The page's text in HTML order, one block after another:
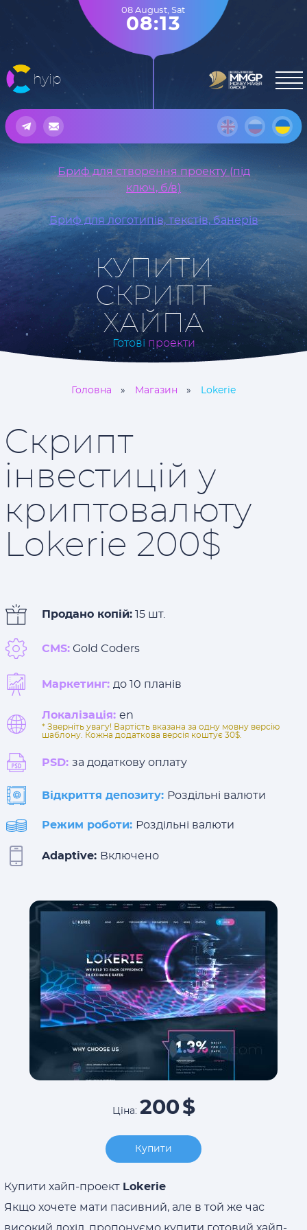
hyip
08 August, Sat
08:13
Бриф для створення проекту (під
ключ, б/в)
Бриф для логотипів, текстів, банерів
КУПИТИ
СКРИПТ
ХАЙПА
Готові проекти
Головна Магазин Lokerie
Скрипт
інвестицій у
криптовалюту
Lokerie 200$
Продано копій: 15 шт.
CMS: Gold Coders
Маркетинг: до 10 планів
Локалізація: en
* Зверніть увагу! Вартість вказана за одну мовну версію
шаблону. Кожна додаткова версія коштує 30$.
PSD: за додаткову оплату
Відкриття депозиту: Роздільні валюти
Режим роботи: Роздільні валюти
Adaptive: Включено
Ціна: 200$
Купити
Купити хайп-проект Lokerie
Якщо хочете мати пасивний, але в той же час